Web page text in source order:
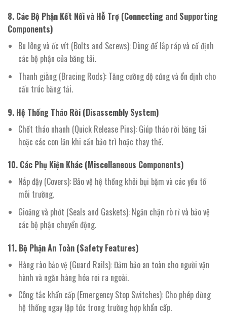
8. Các Bộ Phận Kết Nối và Hỗ Trợ (Connecting and Supporting
Components)
Bu lông và ốc vít (Bolts and Screws): Dùng để lắp ráp và cố định
các bộ phận của băng tải.
Thanh giằng (Bracing Rods): Tăng cường độ cứng và ổn định cho
cấu trúc băng tải.
9. Hệ Thống Tháo Rời (Disassembly System)
Chốt tháo nhanh (Quick Release Pins): Giúp tháo rời băng tải
hoặc các con lăn khi cần bảo trì hoặc thay thế.
10. Các Phụ Kiện Khác (Miscellaneous Components)
Nắp đậy (Covers): Bảo vệ hệ thống khỏi bụi bặm và các yếu tố
môi trường.
Gioăng và phớt (Seals and Gaskets): Ngăn chặn rò rỉ và bảo vệ
các bộ phận chuyển động.
11. Bộ Phận An Toàn (Safety Features)
Hàng rào bảo vệ (Guard Rails): Đảm bảo an toàn cho người vận
hành và ngăn hàng hóa rơi ra ngoài.
Công tắc khẩn cấp (Emergency Stop Switches): Cho phép dừng
hệ thống ngay lập tức trong trường hợp khẩn cấp.